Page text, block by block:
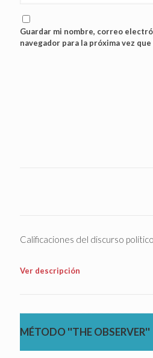
Guardar mi nombre, correo
navegador para la próxima vez
Calificaciones del discurso político
Ver descripción
MÉTODO ''THE OBSERVER''